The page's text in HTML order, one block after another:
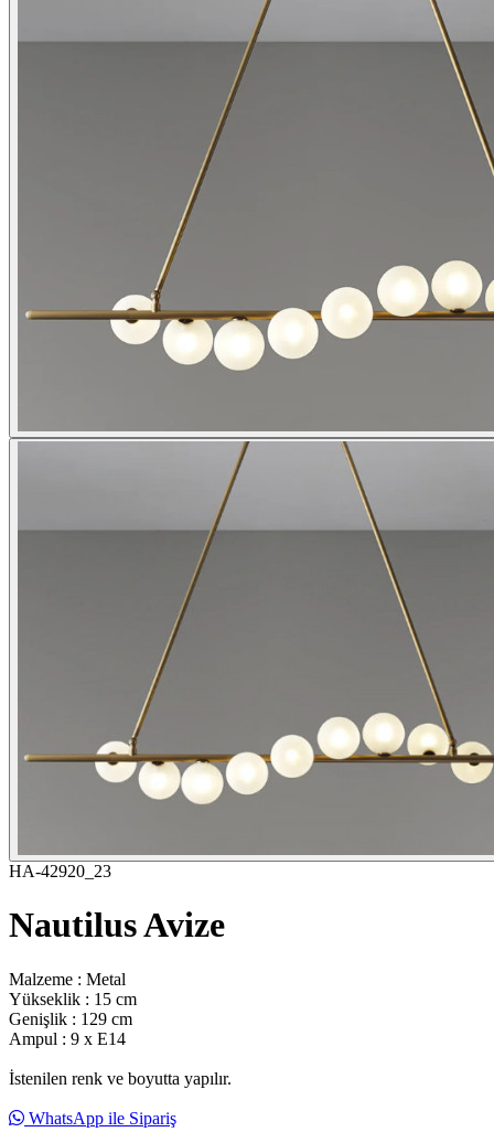
HA-42920_23
Nautilus Avize
Malzeme : Metal
Yükseklik : 15 cm
Genişlik : 129 cm
Ampul : 9 x E14
İstenilen renk ve boyutta yapılır.
WhatsApp ile Sipariş